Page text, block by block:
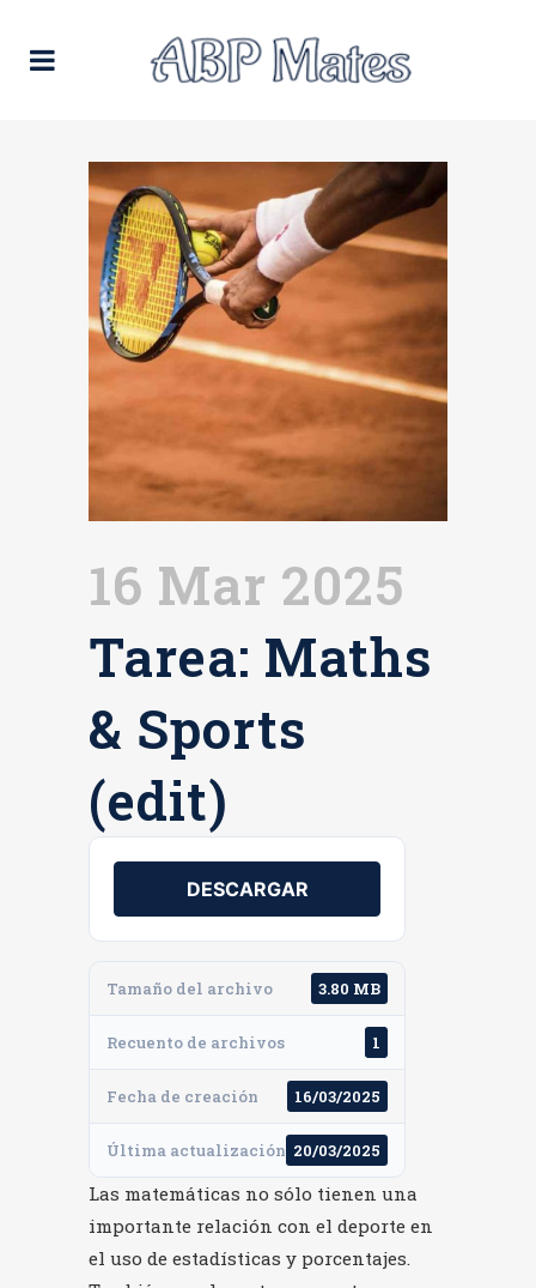
16 Mar 2025
Tarea: Maths
& Sports
(edit)
DESCARGAR
Tamaño del archivo 3.80 MB
Recuento de archivos 1
Fecha de creación 16/03/2025
Última actualización 20/03/2025
Las matemáticas no sólo tienen una
importante relación con el deporte en
el uso de estadísticas y porcentajes.